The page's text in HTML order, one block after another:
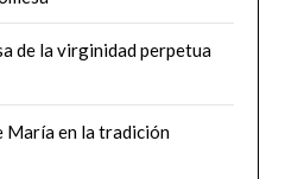
de la virginidad perpetua
María en la tradición